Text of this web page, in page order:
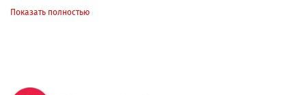
Показать полностью